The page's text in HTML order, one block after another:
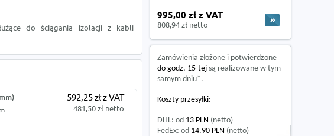
do ściągania izolacji z kabli
592,25 zł z VAT
481,50 zł netto
995,00 zł z VAT
808,94 zł netto
Zamówienia złożone i potwierdzone
do godz. 15-tej są realizowane w tym
samym dniu*.
Koszty przesyłki:
DHL: od 13 PLN (netto)
FedEx: od 14.90 PLN (netto)